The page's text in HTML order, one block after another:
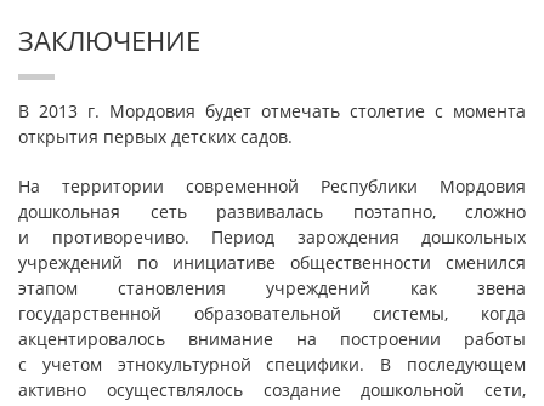
ЗАКЛЮЧЕНИЕ
В 2013 г. Мордовия будет отмечать столетие с момента
открытия первых детских садов.
На территории современной Республики Мордовия
дошкольная сеть развивалась поэтапно, сложно
и противоречиво. Период зарождения дошкольных
учреждений по инициативе общественности сменился
этапом становления учреждений как звена
государственной образовательной системы, когда
акцентировалось внимание на построении работы
с учетом этнокультурной специфики. В последующем
активно осуществлялось создание дошкольной сети,